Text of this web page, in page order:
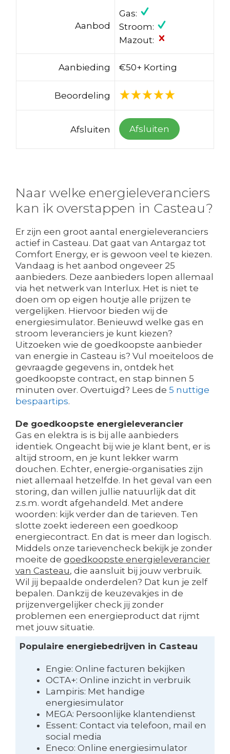
Aanbod
Gas:
Stroom:
Mazout:
Aanbieding €50+ Korting
Beoordeling
Afsluiten Afsluiten
Naar welke energieleveranciers
kan ik overstappen in Casteau?
Er zijn een groot aantal energieleveranciers
actief in Casteau. Dat gaat van Antargaz tot
Comfort Energy, er is gewoon veel te kiezen.
Vandaag is het aanbod ongeveer 25
aanbieders. Deze aanbieders lopen allemaal
via het netwerk van Interlux. Het is niet te
doen om op eigen houtje alle prijzen te
vergelijken. Hiervoor bieden wij de
energiesimulator. Benieuwd welke gas en
stroom leveranciers je kunt kiezen?
Uitzoeken wie de goedkoopste aanbieder
van energie in Casteau is? Vul moeiteloos de
gevraagde gegevens in, ontdek het
goedkoopste contract, en stap binnen 5
minuten over. Overtuigd? Lees de 5 nuttige
bespaartips.
De goedkoopste energieleverancier
Gas en elektra is is bij alle aanbieders
identiek. Ongeacht bij wie je klant bent, er is
altijd stroom, en je kunt lekker warm
douchen. Echter, energie-organisaties zijn
niet allemaal hetzelfde. In het geval van een
storing, dan willen jullie natuurlijk dat dit
z.s.m. wordt afgehandeld. Met andere
woorden: kijk verder dan de tarieven. Ten
slotte zoekt iedereen een goedkoop
energiecontract. En dat is meer dan logisch.
Middels onze tarievencheck bekijk je zonder
moeite de goedkoopste energieleverancier
van Casteau, die aansluit bij jouw verbruik.
Wil jij bepaalde onderdelen? Dat kun je zelf
bepalen. Dankzij de keuzevakjes in de
prijzenvergelijker check jij zonder
problemen een energieproduct dat rijmt
met jouw situatie.
Populaire energiebedrijven in Casteau
Engie: Online facturen bekijken
OCTA+: Online inzicht in verbruik
Lampiris: Met handige
energiesimulator
MEGA: Persoonlijke klantendienst
Essent: Contact via telefoon, mail en
social media
Eneco: Online energiesimulator